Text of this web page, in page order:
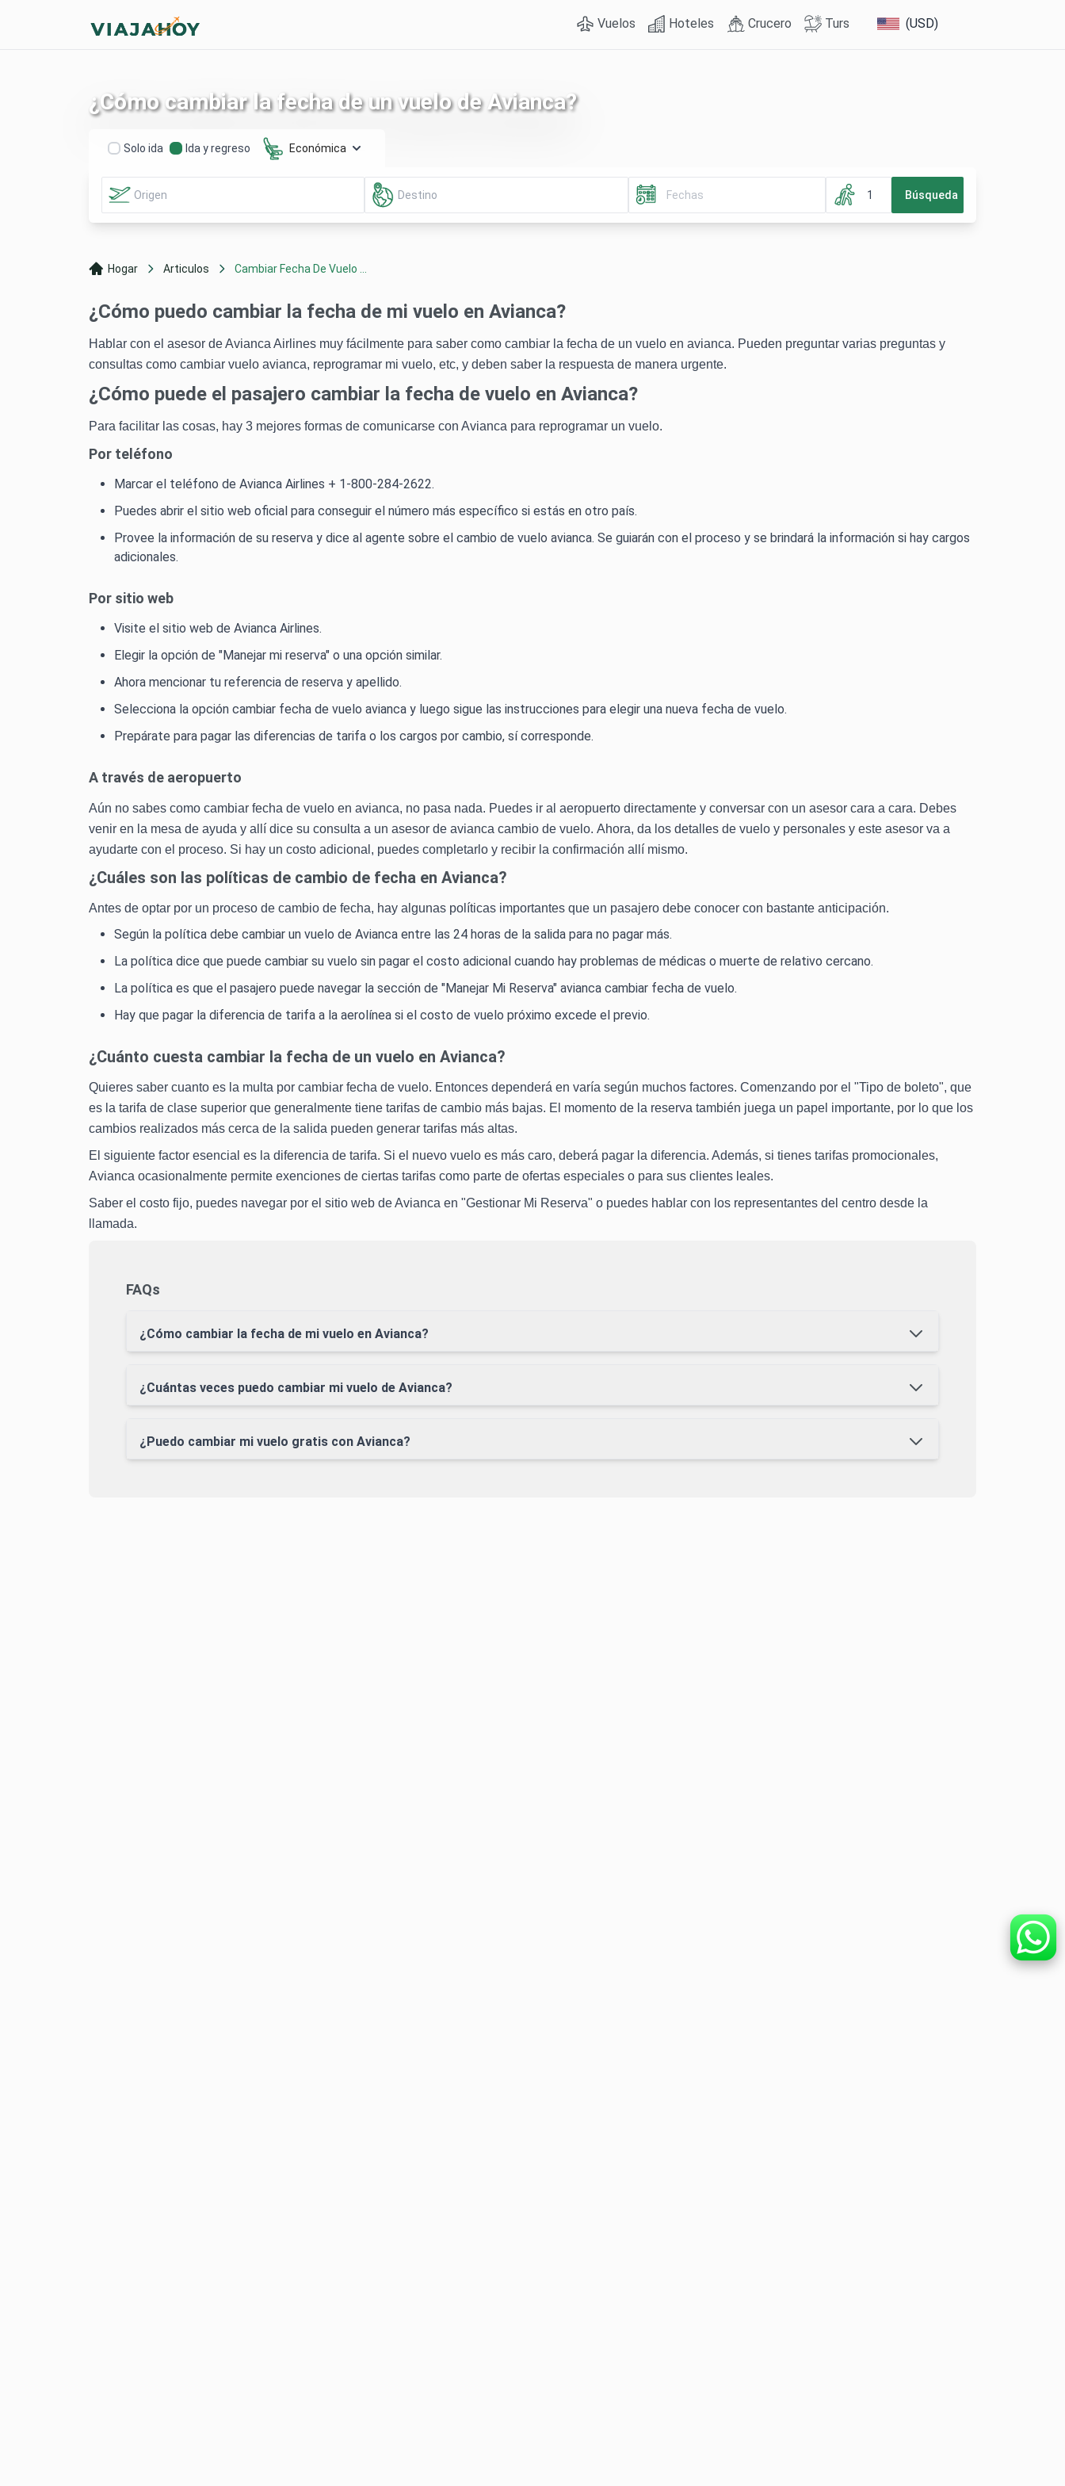
Vuelos Hoteles Crucero Turs (USD)
¿Cómo cambiar la fecha de un vuelo de Avianca?
Solo ida Ida y regreso Económica
1 Búsqueda
Hogar Articulos Cambiar Fecha De Vuelo ...
¿Cómo puedo cambiar la fecha de mi vuelo en Avianca?
Hablar con el asesor de Avianca Airlines muy fácilmente para saber como cambiar la fecha de un vuelo en avianca. Pueden preguntar varias preguntas y
consultas como cambiar vuelo avianca, reprogramar mi vuelo, etc, y deben saber la respuesta de manera urgente.
¿Cómo puede el pasajero cambiar la fecha de vuelo en Avianca?
Para facilitar las cosas, hay 3 mejores formas de comunicarse con Avianca para reprogramar un vuelo.
Por teléfono
Marcar el teléfono de Avianca Airlines + 1-800-284-2622.
Puedes abrir el sitio web oficial para conseguir el número más específico si estás en otro país.
Provee la información de su reserva y dice al agente sobre el cambio de vuelo avianca. Se guiarán con el proceso y se brindará la información si hay cargos
adicionales.
Por sitio web
Visite el sitio web de Avianca Airlines.
Elegir la opción de "Manejar mi reserva" o una opción similar.
Ahora mencionar tu referencia de reserva y apellido.
Selecciona la opción cambiar fecha de vuelo avianca y luego sigue las instrucciones para elegir una nueva fecha de vuelo.
Prepárate para pagar las diferencias de tarifa o los cargos por cambio, sí corresponde.
A través de aeropuerto
Aún no sabes como cambiar fecha de vuelo en avianca, no pasa nada. Puedes ir al aeropuerto directamente y conversar con un asesor cara a cara. Debes
venir en la mesa de ayuda y allí dice su consulta a un asesor de avianca cambio de vuelo. Ahora, da los detalles de vuelo y personales y este asesor va a
ayudarte con el proceso. Si hay un costo adicional, puedes completarlo y recibir la confirmación allí mismo.
¿Cuáles son las políticas de cambio de fecha en Avianca?
Antes de optar por un proceso de cambio de fecha, hay algunas políticas importantes que un pasajero debe conocer con bastante anticipación.
Según la política debe cambiar un vuelo de Avianca entre las 24 horas de la salida para no pagar más.
La política dice que puede cambiar su vuelo sin pagar el costo adicional cuando hay problemas de médicas o muerte de relativo cercano.
La política es que el pasajero puede navegar la sección de "Manejar Mi Reserva" avianca cambiar fecha de vuelo.
Hay que pagar la diferencia de tarifa a la aerolínea si el costo de vuelo próximo excede el previo.
¿Cuánto cuesta cambiar la fecha de un vuelo en Avianca?
Quieres saber cuanto es la multa por cambiar fecha de vuelo. Entonces dependerá en varía según muchos factores. Comenzando por el "Tipo de boleto", que
es la tarifa de clase superior que generalmente tiene tarifas de cambio más bajas. El momento de la reserva también juega un papel importante, por lo que los
cambios realizados más cerca de la salida pueden generar tarifas más altas.
El siguiente factor esencial es la diferencia de tarifa. Si el nuevo vuelo es más caro, deberá pagar la diferencia. Además, si tienes tarifas promocionales,
Avianca ocasionalmente permite exenciones de ciertas tarifas como parte de ofertas especiales o para sus clientes leales.
Saber el costo fijo, puedes navegar por el sitio web de Avianca en "Gestionar Mi Reserva" o puedes hablar con los representantes del centro desde la
llamada.
FAQs
¿Cómo cambiar la fecha de mi vuelo en Avianca?
¿Cuántas veces puedo cambiar mi vuelo de Avianca?
¿Puedo cambiar mi vuelo gratis con Avianca?